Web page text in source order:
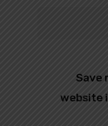
Save
website